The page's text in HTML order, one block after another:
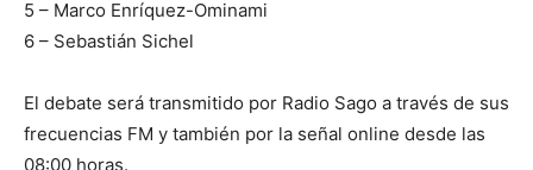
5 – Marco Enríquez-Ominami
6 – Sebastián Sichel
El debate será transmitido por Radio Sago a través de sus
frecuencias FM y también por la señal online desde las
08:00 horas.